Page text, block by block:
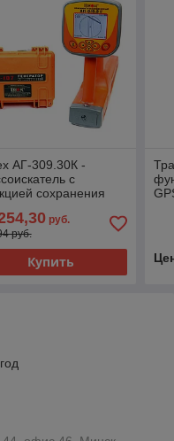
АГ-309.30К -
с
сохранения
руб.
руб.
Купить